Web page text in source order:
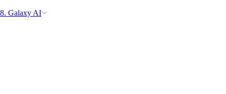
8. Galaxy AI